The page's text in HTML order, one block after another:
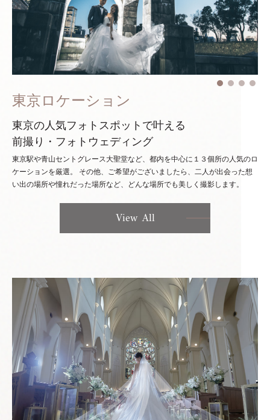
東京ロケーション
東京の人気フォトスポットで叶える
前撮り・フォトウェディング
東京駅や青山セントグレース大聖堂など、都内を中心に１３個所の人気のロ
ケーションを厳選。 その他、ご希望がございましたら、二人が出会った想
い出の場所や憧れだった場所など、どんな場所でも美しく撮影します。
View All